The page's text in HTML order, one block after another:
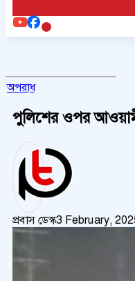
অপরাধ
পুলিশের ওপর আওয়ামী
প্রবাস ডেস্ক3 February,